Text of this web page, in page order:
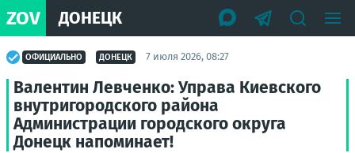
ZOV ДОНЕЦК
ОФИЦИАЛЬНО ДОНЕЦК 7 июля 2026, 08:27
Валентин Левченко: Управа Киевского
внутригородского района
Администрации городского округа
Донецк напоминает!